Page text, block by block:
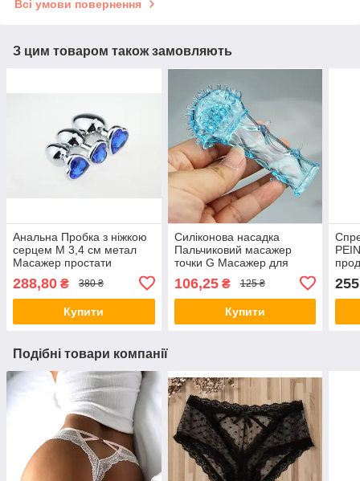
Всі умови повернення
З цим товаром також замовляють
Анальна Пробка з ніжкою
серцем М 3,4 см метал
Масажер простати
Анальний плагін/пробка
288,80 ₴ 380 ₴
Купити
Силіконова насадка
Пальчиковий масажер
точки G Масажер для
106,25₴ 125 ₴
Купити
255
Подібні товари компанії